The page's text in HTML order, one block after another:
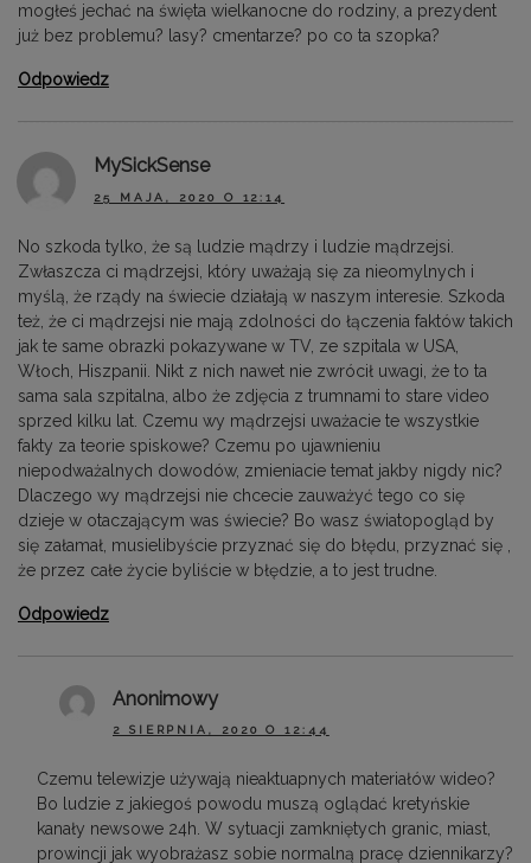
mogłeś jechać na święta wielkanocne do rodziny, a prezydent
już bez problemu? lasy? cmentarze? po co ta szopka?
Odpowiedz
MySickSense
25 MAJA, 2020 O 12:14
No szkoda tylko, że są ludzie mądrzy i ludzie mądrzejsi.
Zwłaszcza ci mądrzejsi, który uważają się za nieomylnych i
myślą, że rządy na świecie działają w naszym interesie. Szkoda
też, że ci mądrzejsi nie mają zdolności do łączenia faktów takich
jak te same obrazki pokazywane w TV, ze szpitala w USA,
Włoch, Hiszpanii. Nikt z nich nawet nie zwrócił uwagi, że to ta
sama sala szpitalna, albo że zdjęcia z trumnami to stare video
sprzed kilku lat. Czemu wy mądrzejsi uważacie te wszystkie
fakty za teorie spiskowe? Czemu po ujawnieniu
niepodważalnych dowodów, zmieniacie temat jakby nigdy nic?
Dlaczego wy mądrzejsi nie chcecie zauważyć tego co się
dzieje w otaczającym was świecie? Bo wasz światopogląd by
się załamał, musielibyście przyznać się do błędu, przyznać się ,
że przez całe życie byliście w błędzie, a to jest trudne.
Odpowiedz
Anonimowy
2 SIERPNIA, 2020 O 12:44
Czemu telewizje używają nieaktuapnych materiałów wideo?
Bo ludzie z jakiegoś powodu muszą oglądać kretyńskie
kanały newsowe 24h. W sytuacji zamkniętych granic, miast,
prowincji jak wyobrażasz sobie normalną pracę dziennikarzy?